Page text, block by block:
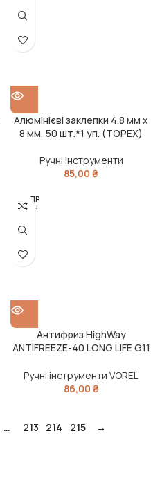
Алюмінієві заклепки 4.8 мм х
8 мм, 50 шт.*1 уп. (TOPEX)
Ручні інструменти
85,00 ₴
РОЗПР
ОДАН
Антифриз HighWay
ANTIFREEZE-40 LONG LIFE G11
Ручні інструменти VOREL
86,00 ₴
… 213 214 215 →